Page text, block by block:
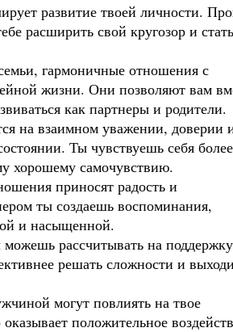
развитие твоей личности.
расширить свой кругозор и стать
гармоничные отношения с
жизни. Они позволяют вам
как партнеры и родители.
на взаимном уважении, доверии
Ты чувствуешь себя более
хорошему самочувствию.
приносят радость и
ты создаешь воспоминания,
и насыщенной.
рассчитывать на
решать сложности и
могут повлиять на твое
положительное